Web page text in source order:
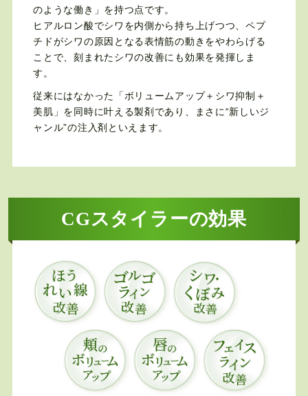
のような働き」を持つ点です。
ヒアルロン酸でシワを内側から持ち上げつつ、ペプ
チドがシワの原因となる表情筋の動きをやわらげる
ことで、刻まれたシワの改善にも効果を発揮しま
す。
従来にはなかった「ボリュームアップ＋シワ抑制＋
美肌」を同時に叶える製剤であり、まさに“新しいジ
ャンル”の注入剤といえます。
CGスタイラーの効果